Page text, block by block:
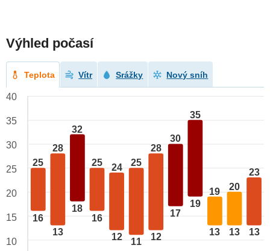
Výhled počasí
Teplota Vítr Srážky Nový sníh
25
16
28
13
32
18
25
16
24
12
25
11
28
12
30
17
35
19
19
13
20
13
23
13
40
35
30
25
20
15
10